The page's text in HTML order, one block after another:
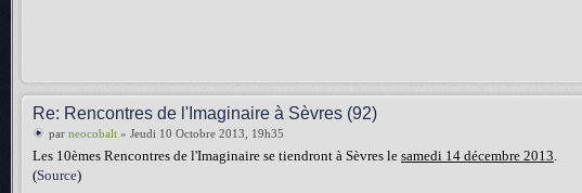
Re: Rencontres de l'Imaginaire à Sèvres (92)
par neocobalt » Jeudi 10 Octobre 2013, 19h35
Les 10èmes Rencontres de l'Imaginaire se tiendront à Sèvres le samedi 14 décembre 2013.
(Source)